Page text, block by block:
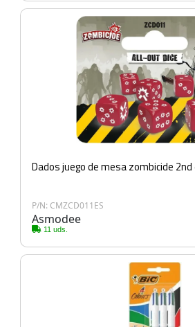
Dados juego de mesa zombicide
P/N: CMZCD011ES
Asmodee
11 uds.